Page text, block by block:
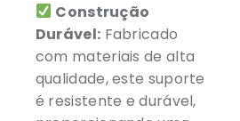
Construção
Durável: Fabricado
com materiais de alta
qualidade, este suporte
é resistente e durável,